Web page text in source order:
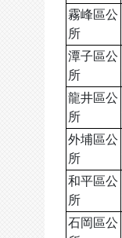
霧峰區公
所
潭子區公
所
龍井區公
所
外埔區公
所
和平區公
所
石岡區公